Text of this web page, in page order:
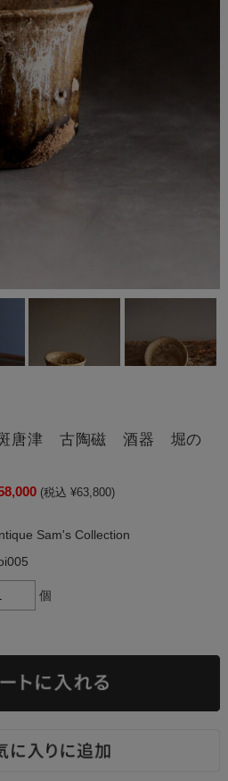
唐津 古陶磁 酒器 堀の
(税込 ¥63,800)
Sam's Collection
個